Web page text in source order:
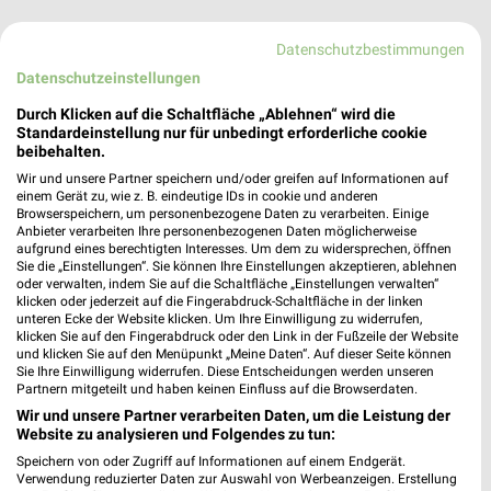
TEDİ
Prager Straße 2
01069 Dresden
165,86 km
TEDi
Pfotenhauer Str. 64
Datenschutzbestimmungen
Datenschutzeinstellungen
Durch Klicken auf die Schaltfläche „Ablehnen“ wird die
Standardeinstellung nur für unbedingt erforderliche cookie
beibehalten.
Wir und unsere Partner speichern und/oder greifen auf Informationen auf
einem Gerät zu, wie z. B. eindeutige IDs in cookie und anderen
Browserspeichern, um personenbezogene Daten zu verarbeiten. Einige
Anbieter verarbeiten Ihre personenbezogenen Daten möglicherweise
aufgrund eines berechtigten Interesses. Um dem zu widersprechen, öffnen
Sie die „Einstellungen“. Sie können Ihre Einstellungen akzeptieren, ablehnen
oder verwalten, indem Sie auf die Schaltfläche „Einstellungen verwalten“
klicken oder jederzeit auf die Fingerabdruck-Schaltfläche in der linken
unteren Ecke der Website klicken. Um Ihre Einwilligung zu widerrufen,
klicken Sie auf den Fingerabdruck oder den Link in der Fußzeile der Website
und klicken Sie auf den Menüpunkt „Meine Daten“. Auf dieser Seite können
Sie Ihre Einwilligung widerrufen. Diese Entscheidungen werden unseren
Partnern mitgeteilt und haben keinen Einfluss auf die Browserdaten.
Wir und unsere Partner verarbeiten Daten, um die Leistung der
Website zu analysieren und Folgendes zu tun:
Speichern von oder Zugriff auf Informationen auf einem Endgerät.
Verwendung reduzierter Daten zur Auswahl von Werbeanzeigen. Erstellung